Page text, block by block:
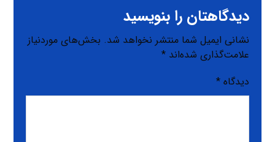
دیدگاهتان را بنویسید
نشانی ایمیل شما منتشر نخواهد شد. بخش‌های موردنیاز
علامت‌گذاری شده‌اند*
دیدگاه*